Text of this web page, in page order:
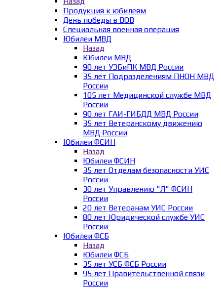
Продукция к юбилеям
День победы в ВОВ
Специальная военная операция
Юбилеи МВД
Назад
Юбилеи МВД
90 лет УЭБиПК МВД России
35 лет Подразделениям ПНОН МВД
России
105 лет Медицинской службе МВД
России
90 лет ГАИ-ГИБДД МВД России
35 лет Ветеранскому движению
МВД России
Юбилеи ФСИН
Назад
Юбилеи ФСИН
35 лет Отделам безопасности УИС
России
30 лет Управлению "Л" ФСИН
России
20 лет Ветеранам УИС России
80 лет Юридической службе УИС
России
Юбилеи ФСБ
Назад
Юбилеи ФСБ
35 лет УСБ ФСБ России
95 лет Правительственной связи
России